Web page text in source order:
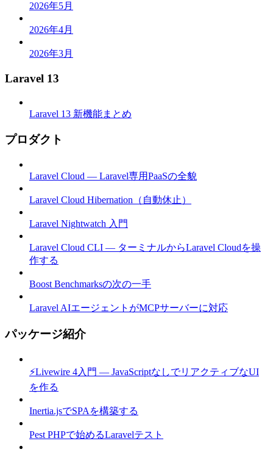
2026年5月
2026年4月
2026年3月
Laravel 13
Laravel 13 新機能まとめ
プロダクト
Laravel Cloud — Laravel専用PaaSの全貌
Laravel Cloud Hibernation（自動休止）
Laravel Nightwatch 入門
Laravel Cloud CLI — ターミナルからLaravel Cloudを操
作する
Boost Benchmarksの次の一手
Laravel AIエージェントがMCPサーバーに対応
パッケージ紹介
⚡Livewire 4入門 — JavaScriptなしでリアクティブなUI
を作る
Inertia.jsでSPAを構築する
Pest PHPで始めるLaravelテスト